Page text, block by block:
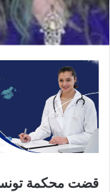
قضت محكمة